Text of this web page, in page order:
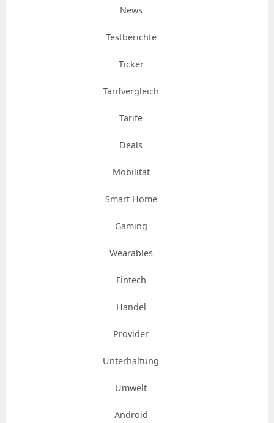
News
Testberichte
Ticker
Tarifvergleich
Tarife
Deals
Mobilität
Smart Home
Gaming
Wearables
Fintech
Handel
Provider
Unterhaltung
Umwelt
Android